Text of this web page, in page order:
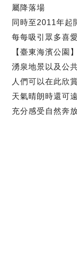
屬降落場
同時至2011年起
每每吸引眾多喜
【臺東海濱公園
湧泉地景以及公
人們可以在此欣
天氣晴朗時還可
充分感受自然奔